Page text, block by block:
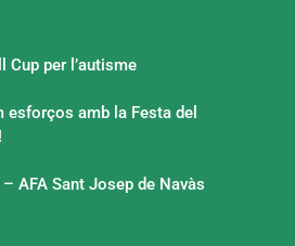
Cup per l’autisme
esforços amb la Festa del
AFA Sant Josep de Navàs